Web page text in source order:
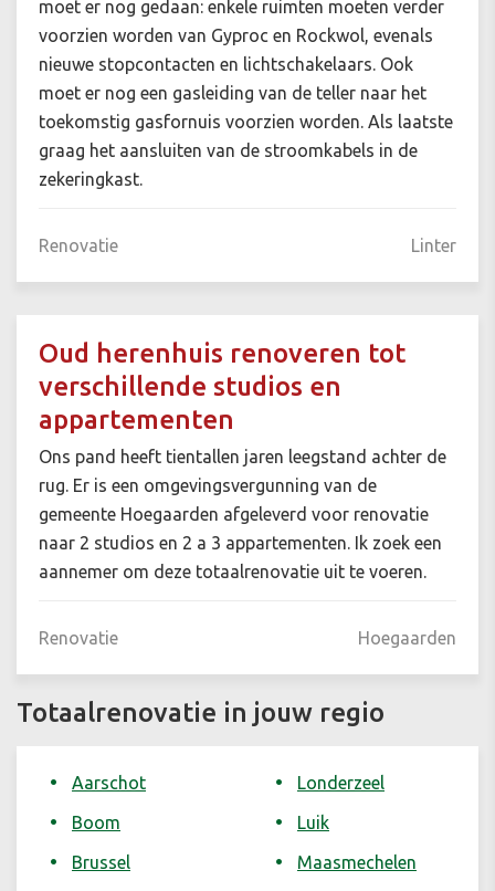
moet er nog gedaan: enkele ruimten moeten verder
voorzien worden van Gyproc en Rockwol, evenals
nieuwe stopcontacten en lichtschakelaars. Ook
moet er nog een gasleiding van de teller naar het
toekomstig gasfornuis voorzien worden. Als laatste
graag het aansluiten van de stroomkabels in de
zekeringkast.
Renovatie Linter
Oud herenhuis renoveren tot
verschillende studios en
appartementen
Ons pand heeft tientallen jaren leegstand achter de
rug. Er is een omgevingsvergunning van de
gemeente Hoegaarden afgeleverd voor renovatie
naar 2 studios en 2 a 3 appartementen. Ik zoek een
aannemer om deze totaalrenovatie uit te voeren.
Renovatie Hoegaarden
Totaalrenovatie in jouw regio
Aarschot
Boom
Brussel
Londerzeel
Luik
Maasmechelen